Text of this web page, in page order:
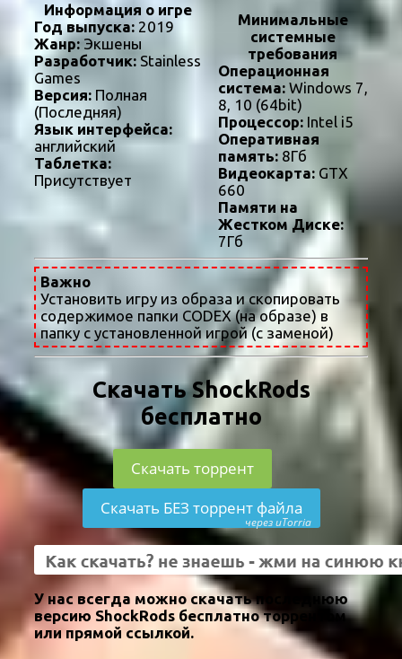
Информация о игре
Год выпуска: 2019
Жанр: Экшены
Разработчик: Stainless
Games
Версия: Полная
(Последняя)
Язык интерфейса:
английский
Таблетка:
Присутствует
Минимальные
системные
требования
Операционная
система:Windows 7,
8, 10 (64bit)
Процессор:Intel i5
Оперативная
память:8Гб
Видеокарта:GTX
660
Памяти на
Жестком Диске:
7Гб
Важно
Установить игру из образа и скопировать
содержимое папки CODEX (на образе) в
папку с установленной игрой (с заменой)
Скачать ShockRods
бесплатно
Скачать торрент
Скачать БЕЗ торрент файла
через uTorria
У нас всегда можно скачать последнюю
версию ShockRods бесплатно торрентом
или прямой ссылкой.